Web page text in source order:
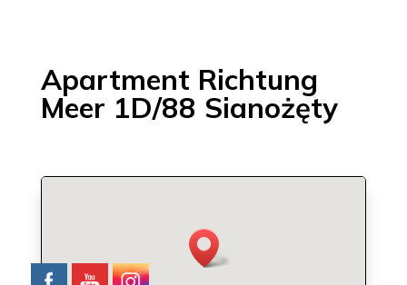
Apartment Richtung
Meer 1D/88 Sianożęty